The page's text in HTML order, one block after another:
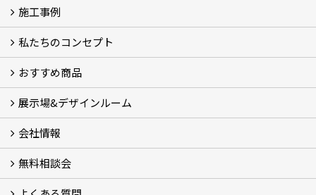
施工事例
施工事例
お客様の声 (46)
私たちのコンセプト
コンセプト
完成までの流れ
お庭のメンテナンスについて
おすすめ商品
オリジナル帆布のサイクルポート
NEW スマートサイクルポート
おしゃれな物置 (8)
門扉 (6)
ウッドフェンス (16)
アイアンの商品 (6)
ガーデニング雑貨 (3)
ガーデン書&ガーデンアート
こだわりのオリジナル商品 一覧
おすすめの植物 (29)
箱庭ガーデン
ポット苗
展示場&デザインルーム
展示場&デザインルーム
会社情報
会社概要
スタッフ紹介 (11)
ブログ
コラム
アクセス
求人募集
無料相談会
無料相談会